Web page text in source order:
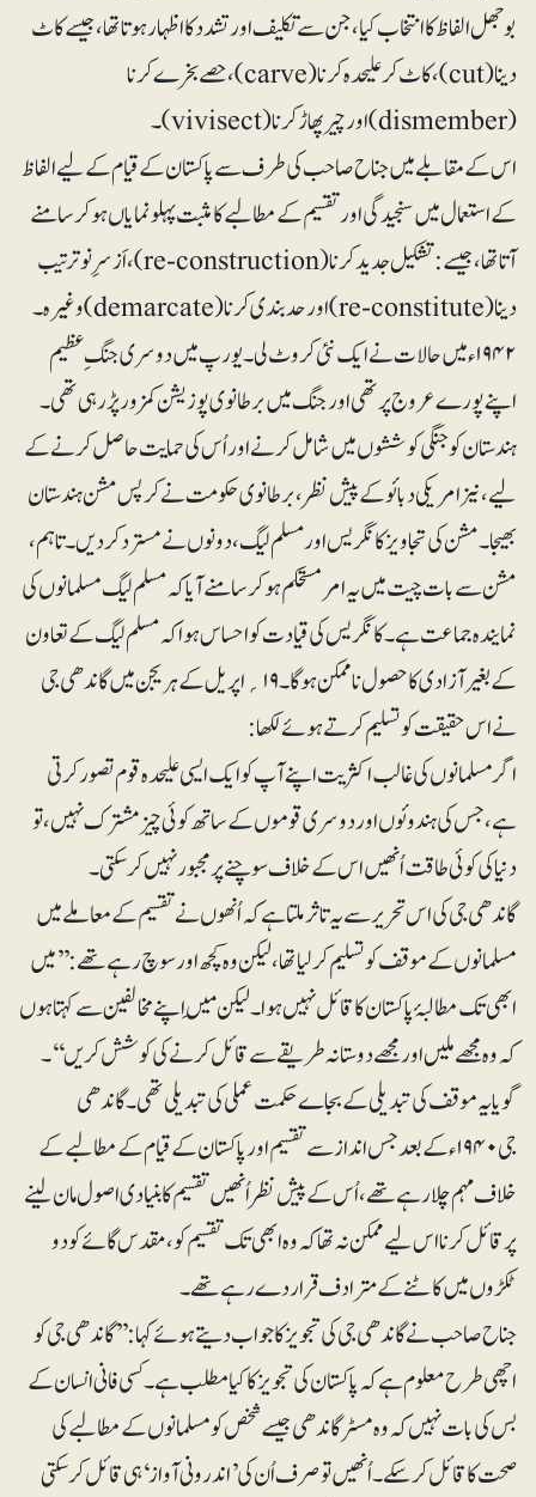
بوجھل الفاظ کا انتخاب کیا، جن سے تکلیف اور تشدد کا اظہار ہوتا تھا، جیسے کاٹ
دینا (cut)،کاٹ کر علیحدہ کرنا ( carve) ، حصے بخرے کرنا
(dismember) اور چیرپھاڑ کرنا (vivisect) ۔
اس کے مقابلے میں جناح صاحب کی طرف سے پاکستان کے قیام کے لیے الفاظ
کے استعمال میں سنجیدگی اور تقسیم کے مطالبے کا مثبت پہلو نمایاں ہوکر سامنے
آتا تھا،جیسے: تشکیل جدید کرنا (re-construction)،اَزسرِنو ترتیب
دینا (re-constitute) اور حدبندی کرنا (demarcate) وغیرہ۔
۱۹۴۲ء میں حالات نے ایک نئی کروٹ لی۔ یورپ میں دوسری جنگ ِ عظیم
اپنے پورے عروج پر تھی اور جنگ میں برطانوی پوزیشن کمزور پڑرہی تھی۔
ہندستان کو جنگی کوششوں میں شامل کرنے اور اُس کی حمایت حاصل کرنے کے
لیے، نیز امریکی دبائو کے پیش نظر، برطانوی حکومت نے کرپس مشن ہندستان
بھیجا۔ مشن کی تجاویز کانگریس اور مسلم لیگ،دونوں نے مسترد کر دیں۔ تاہم،
مشن سے بات چیت میں یہ امر مستحکم ہوکر سامنے آیا کہ مسلم لیگ مسلمانوں کی
نمایندہ جماعت ہے۔ کانگریس کی قیادت کو احساس ہوا کہ مسلم لیگ کے تعاون
کے بغیر آزادی کا حصول ناممکن ہوگا۔ ۱۹؍اپریل کے ہریجن میں گاندھی جی
نے اس حقیقت کو تسلیم کرتے ہوئے لکھا:
اگر مسلمانوں کی غالب اکثریت اپنے آپ کو ایک ایسی علیحدہ قوم تصور کرتی
ہے، جس کی ہندوئوں اور دوسری قوموں کے ساتھ کوئی چیز مشترک نہیں، تو
دنیا کی کوئی طاقت اُنھیں اس کے خلاف سوچنے پر مجبور نہیں کرسکتی۔
گاندھی جی کی اس تحریر سے یہ تاثر ملتا ہے کہ اُنھوں نے تقسیم کے معاملے میں
مسلمانوں کے موقف کو تسلیم کرلیا تھا، لیکن وہ کچھ اور سوچ رہے تھے:’’میں
ابھی تک مطالبۂ پاکستان کا قائل نہیں ہوا۔ لیکن مَیں اپنے مخالفین سے کہتا ہوں
کہ وہ مجھے ملیں اور مجھے دوستانہ طریقے سے قائل کرنے کی کوشش کریں‘‘۔
گویا یہ موقف کی تبدیلی کے بجاے حکمت عملی کی تبدیلی تھی۔ گاندھی
جی ۱۹۴۰ء کے بعد جس انداز سے تقسیم اور پاکستان کے قیام کے مطالبے کے
خلاف مہم چلا رہے تھے، اُس کے پیش نظر اُنھیں تقسیم کا بنیادی اصول مان لینے
پر قائل کرنا اس لیے ممکن نہ تھا کہ وہ ابھی تک تقسیم کو، مقدس گائے کو دو
ٹکڑوں میں کاٹنے کے مترادف قرار دے رہے تھے۔
جناح صاحب نے گاندھی جی کی تجویز کا جواب دیتے ہوئے کہا:’’ گاندھی جی کو
اچھی طرح معلوم ہے کہ پاکستان کی تجویز کا کیا مطلب ہے۔ کسی فانی انسان کے
بس کی بات نہیں کہ وہ مسٹرگاندھی جیسے شخص کو مسلمانوں کے مطالبے کی
صحت کا قائل کرسکے۔ اُنھیں تو صرف اُن کی ’اندرونی آواز‘ ہی قائل کرسکتی